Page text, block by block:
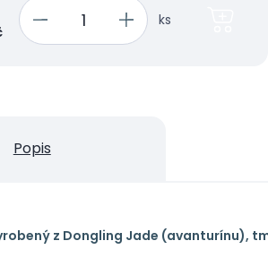
ks
Popis
z Dongling Jade (avanturínu),